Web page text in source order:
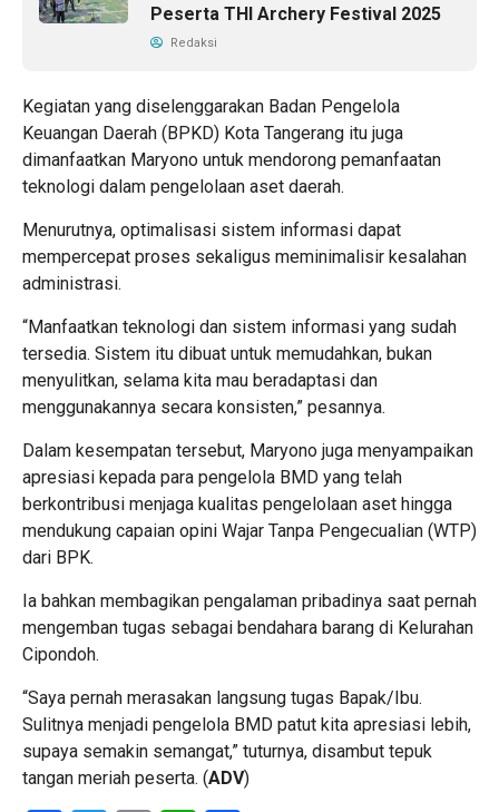
Peserta THI Archery Festival 2025
Redaksi
Kegiatan yang diselenggarakan Badan Pengelola
Keuangan Daerah (BPKD) Kota Tangerang itu juga
dimanfaatkan Maryono untuk mendorong pemanfaatan
teknologi dalam pengelolaan aset daerah.
Menurutnya, optimalisasi sistem informasi dapat
mempercepat proses sekaligus meminimalisir kesalahan
administrasi.
“Manfaatkan teknologi dan sistem informasi yang sudah
tersedia. Sistem itu dibuat untuk memudahkan, bukan
menyulitkan, selama kita mau beradaptasi dan
menggunakannya secara konsisten,” pesannya.
Dalam kesempatan tersebut, Maryono juga menyampaikan
apresiasi kepada para pengelola BMD yang telah
berkontribusi menjaga kualitas pengelolaan aset hingga
mendukung capaian opini Wajar Tanpa Pengecualian (WTP)
dari BPK.
Ia bahkan membagikan pengalaman pribadinya saat pernah
mengemban tugas sebagai bendahara barang di Kelurahan
Cipondoh.
“Saya pernah merasakan langsung tugas Bapak/Ibu.
Sulitnya menjadi pengelola BMD patut kita apresiasi lebih,
supaya semakin semangat,” tuturnya, disambut tepuk
tangan meriah peserta. (ADV)